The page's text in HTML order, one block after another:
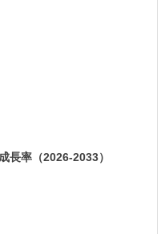
長率（2026-2033）